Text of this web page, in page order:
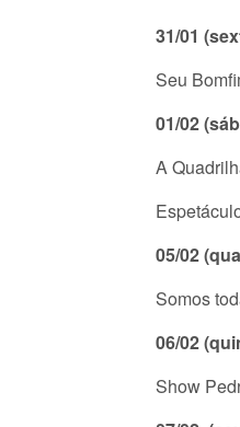
31/01
Seu
01/02
A
05/02
Somos
06/02
Show